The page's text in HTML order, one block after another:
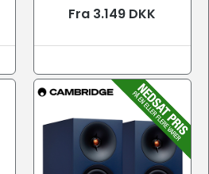
Fra 3.149 DKK